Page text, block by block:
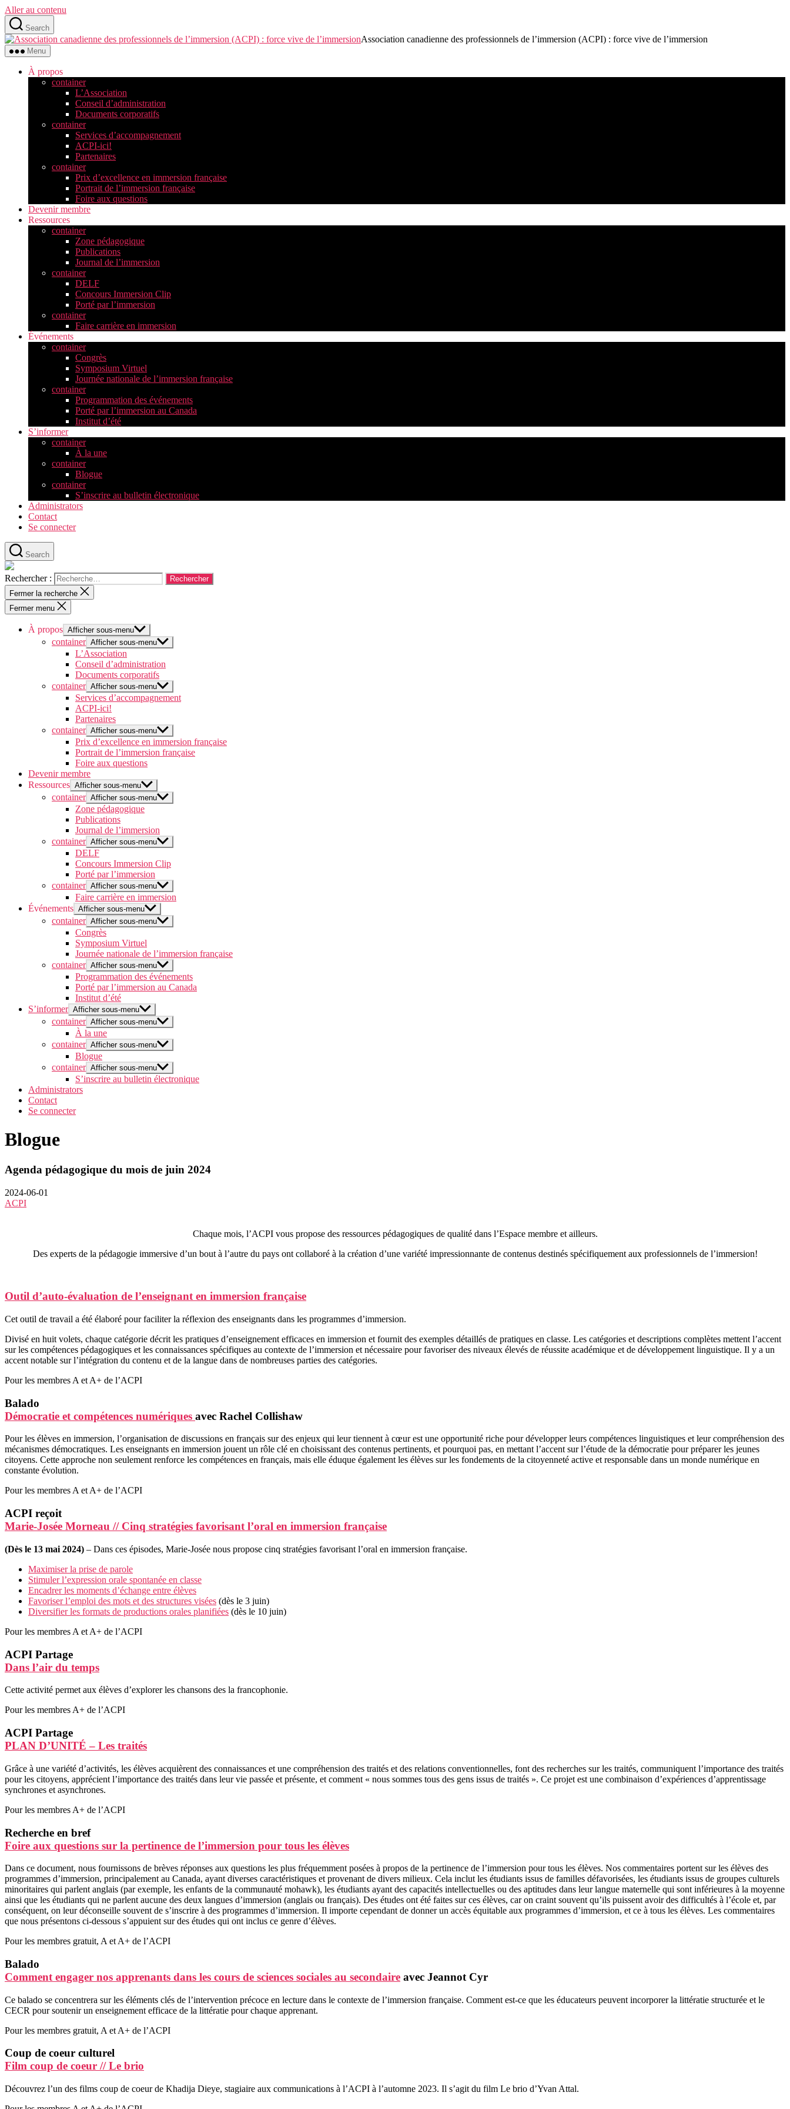
Aller au contenu
Search
Association canadienne des professionnels de l’immersion (ACPI) : force vive de l’immersion
Menu
À propos
container
L’Association
Conseil d’administration
Documents corporatifs
container
Services d’accompagnement
ACPI-ici!
Partenaires
container
Prix d’excellence en immersion française
Portrait de l’immersion française
Foire aux questions
Devenir membre
Ressources
container
Zone pédagogique
Publications
Journal de l’immersion
container
DELF
Concours Immersion Clip
Porté par l’immersion
container
Faire carrière en immersion
Événements
container
Congrès
Symposium Virtuel
Journée nationale de l’immersion française
container
Programmation des événements
Porté par l’immersion au Canada
Institut d’été
S’informer
container
À la une
container
Blogue
container
S’inscrire au bulletin électronique
Administrators
Contact
Se connecter
Search
Rechercher :
Fermer la recherche
Fermer menu
À propos Afficher sous-menu
container Afficher sous-menu
L’Association
Conseil d’administration
Documents corporatifs
container Afficher sous-menu
Services d’accompagnement
ACPI-ici!
Partenaires
container Afficher sous-menu
Prix d’excellence en immersion française
Portrait de l’immersion française
Foire aux questions
Devenir membre
Ressources Afficher sous-menu
container Afficher sous-menu
Zone pédagogique
Publications
Journal de l’immersion
container Afficher sous-menu
DELF
Concours Immersion Clip
Porté par l’immersion
container Afficher sous-menu
Faire carrière en immersion
Événements Afficher sous-menu
container Afficher sous-menu
Congrès
Symposium Virtuel
Journée nationale de l’immersion française
container Afficher sous-menu
Programmation des événements
Porté par l’immersion au Canada
Institut d’été
S’informer Afficher sous-menu
container Afficher sous-menu
À la une
container Afficher sous-menu
Blogue
container Afficher sous-menu
S’inscrire au bulletin électronique
Administrators
Contact
Se connecter
Blogue
Agenda pédagogique du mois de juin 2024
2024-06-01
ACPI
Chaque mois, l’ACPI vous propose des ressources pédagogiques de qualité dans l’Espace membre et ailleurs.
Des experts de la pédagogie immersive d’un bout à l’autre du pays ont collaboré à la création d’une variété impressionnante de contenus destinés spécifiquement aux professionnels de l’immersion!
Outil d’auto-évaluation de l’enseignant en immersion française
Cet outil de travail a été élaboré pour faciliter la réflexion des enseignants dans les programmes d’immersion.
Divisé en huit volets, chaque catégorie décrit les pratiques d’enseignement efficaces en immersion et fournit des exemples détaillés de pratiques en classe. Les catégories et descriptions complètes mettent l’accent
sur les compétences pédagogiques et les connaissances spécifiques au contexte de l’immersion et nécessaire pour favoriser des niveaux élevés de réussite académique et de développement linguistique. Il y a un
accent notable sur l’intégration du contenu et de la langue dans de nombreuses parties des catégories.
Pour les membres A et A+ de l’ACPI
Balado
Démocratie et compétences numériques avec Rachel Collishaw
Pour les élèves en immersion, l’organisation de discussions en français sur des enjeux qui leur tiennent à cœur est une opportunité riche pour développer leurs compétences linguistiques et leur compréhension des
mécanismes démocratiques. Les enseignants en immersion jouent un rôle clé en choisissant des contenus pertinents, et pourquoi pas, en mettant l’accent sur l’étude de la démocratie pour préparer les jeunes
citoyens. Cette approche non seulement renforce les compétences en français, mais elle éduque également les élèves sur les fondements de la citoyenneté active et responsable dans un monde numérique en
constante évolution.
Pour les membres A et A+ de l’ACPI
ACPI reçoit
Marie-Josée Morneau // Cinq stratégies favorisant l’oral en immersion française
(Dès le 13 mai 2024) – Dans ces épisodes, Marie-Josée nous propose cinq stratégies favorisant l’oral en immersion française.
Maximiser la prise de parole
Stimuler l’expression orale spontanée en classe
Encadrer les moments d’échange entre élèves
Favoriser l’emploi des mots et des structures visées (dès le 3 juin)
Diversifier les formats de productions orales planifiées (dès le 10 juin)
Pour les membres A et A+ de l’ACPI
ACPI Partage
Dans l’air du temps
Cette activité permet aux élèves d’explorer les chansons des la francophonie.
Pour les membres A+ de l’ACPI
ACPI Partage
PLAN D’UNITÉ – Les traités
Grâce à une variété d’activités, les élèves acquièrent des connaissances et une compréhension des traités et des relations conventionnelles, font des recherches sur les traités, communiquent l’importance des traités
pour les citoyens, apprécient l’importance des traités dans leur vie passée et présente, et comment « nous sommes tous des gens issus de traités ». Ce projet est une combinaison d’expériences d’apprentissage
synchrones et asynchrones.
Pour les membres A+ de l’ACPI
Recherche en bref
Foire aux questions sur la pertinence de l’immersion pour tous les élèves
Dans ce document, nous fournissons de brèves réponses aux questions les plus fréquemment posées à propos de la pertinence de l’immersion pour tous les élèves. Nos commentaires portent sur les élèves des
programmes d’immersion, principalement au Canada, ayant diverses caractéristiques et provenant de divers milieux. Cela inclut les étudiants issus de familles défavorisées, les étudiants issus de groupes culturels
minoritaires qui parlent anglais (par exemple, les enfants de la communauté mohawk), les étudiants ayant des capacités intellectuelles ou des aptitudes dans leur langue maternelle qui sont inférieures à la moyenne
ainsi que les étudiants qui ne parlent aucune des deux langues d’immersion (anglais ou français). Des études ont été faites sur ces élèves, car on craint souvent qu’ils puissent avoir des difficultés à l’école et, par
conséquent, on leur déconseille souvent de s’inscrire à des programmes d’immersion. Il importe cependant de donner un accès équitable aux programmes d’immersion, et ce à tous les élèves. Les commentaires
que nous présentons ci-dessous s’appuient sur des études qui ont inclus ce genre d’élèves.
Pour les membres gratuit, A et A+ de l’ACPI
Balado
Comment engager nos apprenants dans les cours de sciences sociales au secondaire avec Jeannot Cyr
Ce balado se concentrera sur les éléments clés de l’intervention précoce en lecture dans le contexte de l’immersion française. Comment est-ce que les éducateurs peuvent incorporer la littératie structurée et le
CECR pour soutenir un enseignement efficace de la littératie pour chaque apprenant.
Pour les membres gratuit, A et A+ de l’ACPI
Coup de coeur culturel
Film coup de coeur // Le brio
Découvrez l’un des films coup de coeur de Khadija Dieye, stagiaire aux communications à l’ACPI à l’automne 2023. Il s’agit du film Le brio d’Yvan Attal.